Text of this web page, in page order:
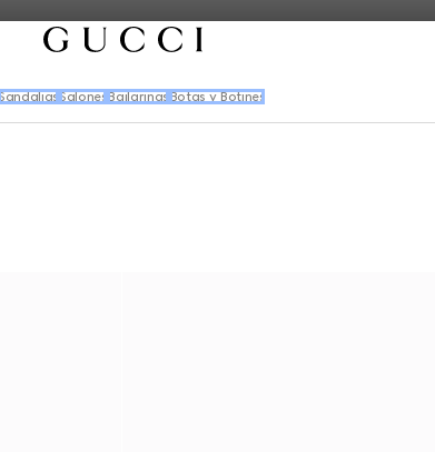
Sandalias Salones Bailarinas Botas y Botines